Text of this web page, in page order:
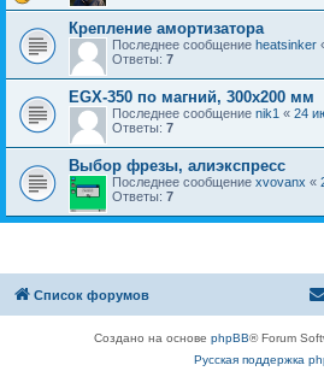
Крепление амортизатора
Последнее сообщение heatsinker
Ответы: 7
EGX-350 по магний, 300х200 мм
Последнее сообщение nik1 « 24
Ответы: 7
Выбор фрезы, алиэкспресс
Последнее сообщение xvovanx «
Ответы: 7
Список форумов
Создано на основе phpBB® Forum
Русская поддержка